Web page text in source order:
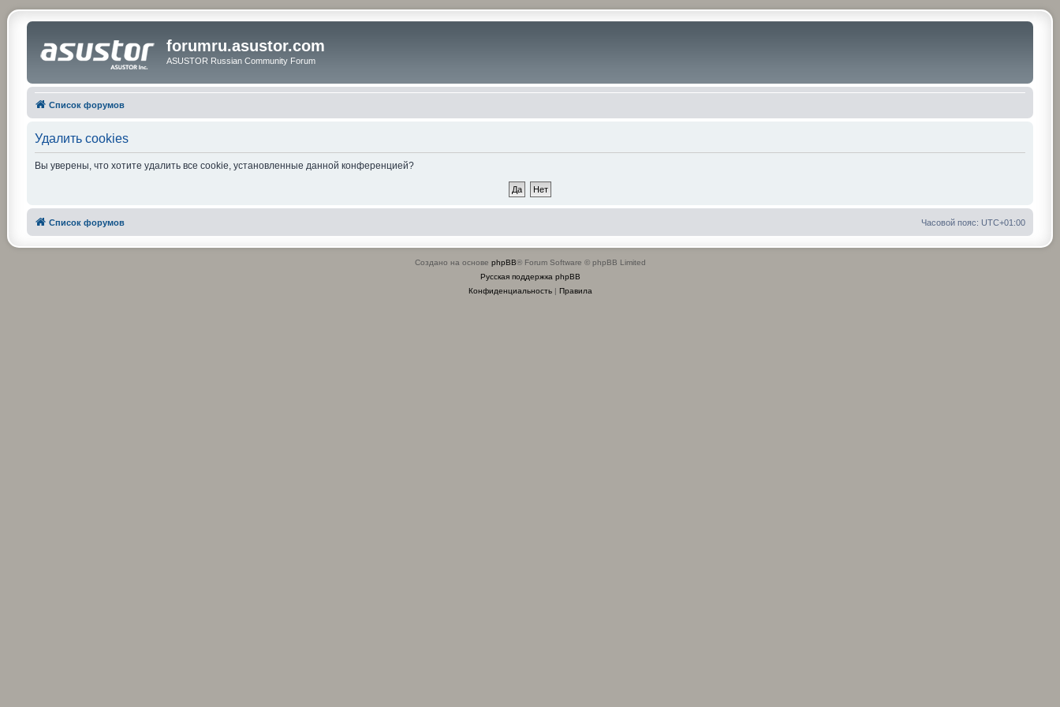
forumru.asustor.com
ASUSTOR Russian Community Forum
Список форумов
Удалить cookies
Вы уверены, что хотите удалить все cookie, установленные данной конференцией?
Список форумов Часовой пояс: UTC+01:00
Создано на основе phpBB® Forum Software © phpBB Limited
Русская поддержка phpBB
Конфиденциальность| Правила